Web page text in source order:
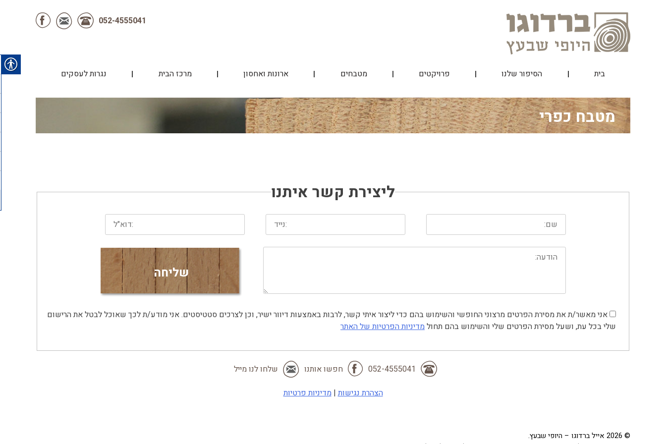
Skip
to
content
052-4555041
בית הסיפור שלנו פרויקטים מטבחים ארונות ואחסון מרכז הבית נגרות לעסקים
מטבח כפרי
ליצירת קשר איתנו
אני מאשר/ת את מסירת הפרטים מרצוני החופשי והשימוש בהם כדי ליצור איתי קשר, לרבות באמצעות דיוור ישיר, וכן לצרכים סטטיסטים. אני מודע/ת לכך שאוכל לבטל את הרישום
שלי בכל עת, ושעל מסירת הפרטים שלי והשימוש בהם תחולמדיניות הפרטיות של האתר
052-4555041 חפשו אותנו
שלחו לנו מייל
הצהרת נגישות|מדיניות פרטיות
© 2026 אייל ברדוגו – היופי שבעץ.